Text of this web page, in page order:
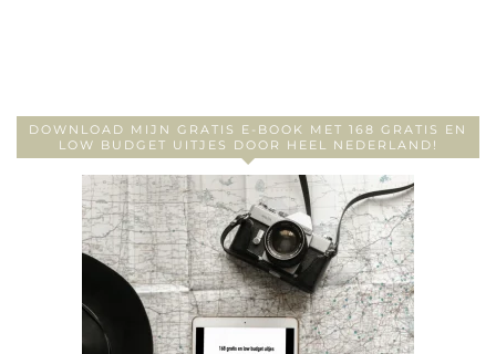
DOWNLOAD MIJN GRATIS E-BOOK MET 168 GRATIS EN
LOW BUDGET UITJES DOOR HEEL NEDERLAND!